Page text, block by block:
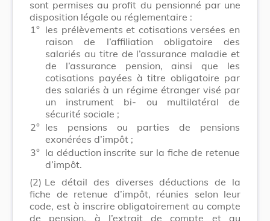
sont permises au profit du pensionné par une
disposition légale ou réglementaire :
1° les prélèvements et cotisations versées en
raison de l’affiliation obligatoire des
salariés au titre de l’assurance maladie et
de l’assurance pension, ainsi que les
cotisations payées à titre obligatoire par
des salariés à un régime étranger visé par
un instrument bi- ou multilatéral de
sécurité sociale ;
2° les pensions ou parties de pensions
exonérées d’impôt ;
3° la déduction inscrite sur la fiche de retenue
d’impôt.
(2) Le détail des diverses déductions de la
fiche de retenue d’impôt, réunies selon leur
code, est à inscrire obligatoirement au compte
de pension, à l’extrait de compte et au